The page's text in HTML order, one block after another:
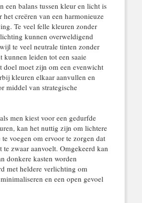
een balans tussen kleur en licht is
het creëren van een harmonieuze
Te veel felle kleuren zonder
kunnen overweldigend
te veel neutrale tinten zonder
kunnen leiden tot een saaie
doel moet zijn om een evenwicht
kleuren elkaar aanvullen en
middel van strategische
men kiest voor een gedurfde
kan het nuttig zijn om lichtere
voegen om ervoor te zorgen dat
te zwaar aanvoelt. Omgekeerd kan
donkere kasten worden
met heldere verlichting om
en een open gevoel